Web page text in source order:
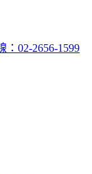
：02-2656-1599